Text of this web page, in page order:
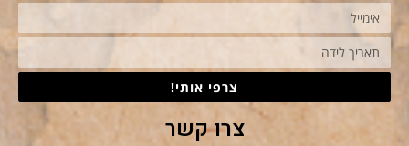
צרפי אותי!
צרו קשר